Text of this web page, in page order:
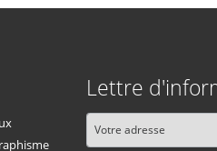
Lettre